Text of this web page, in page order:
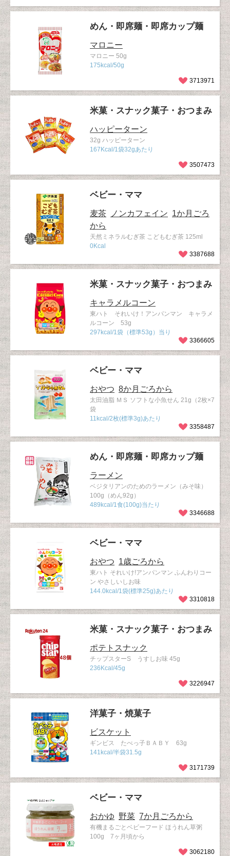
めん・即席麺・即席カップ麺
マロニー
マロニー 50g
175kcal/50g
3713971
米菓・スナック菓子・おつまみ
ハッピーターン
32g ハッピーターン
167Kcal/1袋32gあたり
3507473
ベビー・ママ
麦茶 ノンカフェイン 1か月ごろ
から
天然ミネラルむぎ茶 こどもむぎ茶 125ml
0Kcal
3387688
米菓・スナック菓子・おつまみ
キャラメルコーン
東ハト それいけ！アンパンマン キャラメ
ルコーン 53g
297kcal/1袋（標準53g）当り
3366605
ベビー・ママ
おやつ 8か月ごろから
太田油脂 ＭＳ ソフトな小魚せん 21g（2枚×7
袋
11kcal/2枚(標準3g)あたり
3358487
めん・即席麺・即席カップ麺
ラーメン
ベジタリアンのためのラーメン（みそ味）
100g（めん92g）
489kcal/1食(100g)当たり
3346688
ベビー・ママ
おやつ 1歳ごろから
東ハト それいけ!アンパンマン ふんわりコー
ン やさしいしお味
144.0kcal/1袋(標準25g)あたり
3310818
米菓・スナック菓子・おつまみ
ポテトスナック
チップスターS うすしお味 45g
236Kcal/45g
3226947
洋菓子・焼菓子
ビスケット
ギンビス たべっ子ＢＡＢＹ 63g
141kcal/半袋31.5g
3171739
ベビー・ママ
おかゆ 野菜 7か月ごろから
有機まるごとベビーフード ほうれん草粥
100g 7ヶ月頃から
3062180